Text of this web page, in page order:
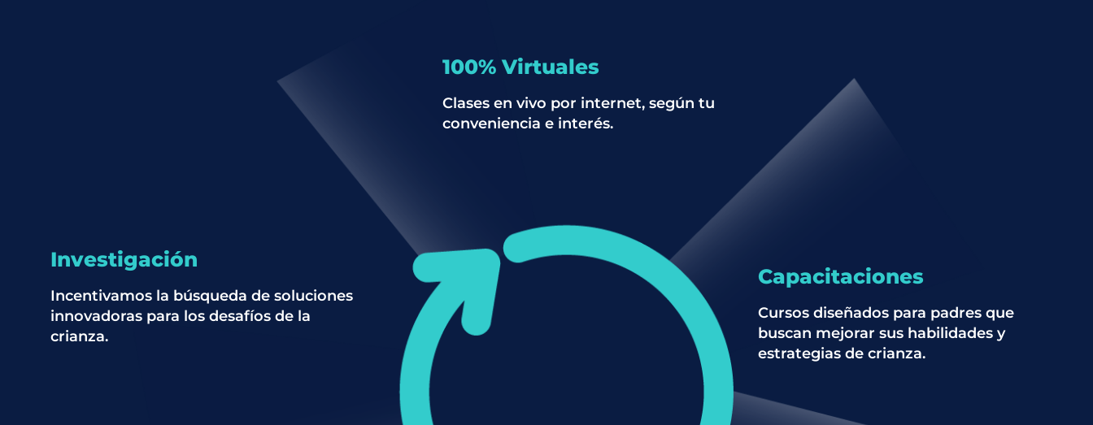
Investigación
Incentivamos la búsqueda de soluciones
innovadoras para los desafíos de la
crianza.
100% Virtuales
Clases en vivo por internet, según tu
conveniencia e interés.
Capacitaciones
Cursos diseñados para padres que
buscan mejorar sus habilidades y
estrategias de crianza.